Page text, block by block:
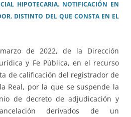
HIPOTECARIA. NOTIFICACIÓN EN
DISTINTO DEL QUE CONSTA EN EL
de 2022, de la Dirección
y Fe Pública, en el recurso
de calificación del registrador de
Real, por la que se suspende la
de decreto de adjudicación y
derivados de un